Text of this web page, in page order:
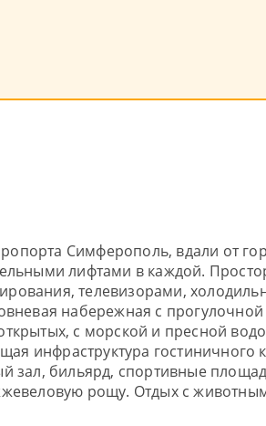
Симферополь, вдали от
лифтами в каждой.
телевизорами,
набережная с
с морской и пресной
инфраструктура гостиничного
зал, бильярд, спортивные
рощу. Отдых с